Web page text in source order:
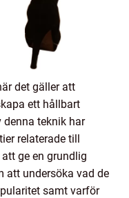
det gäller att
ett hållbart
denna teknik har
relaterade till
ge en grundlig
att undersöka vad de
samt varför